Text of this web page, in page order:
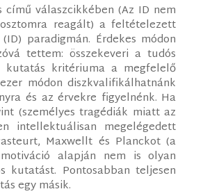
válaszcikkében (Az ID nem
reagált) a feltételezett
paradigmán. Érdekes módon
tettem: összekeveri a tudós
kutatás kritériuma a megfelelő
módon diszkvalifikálhatnánk
és az érvekre figyelnénk. Ha
(személyes tragédiák miatt az
intellektuálisan megelégedett
Maxwellt és Planckot (a
alapján nem is olyan
Pontosabban teljesen
egy másik.